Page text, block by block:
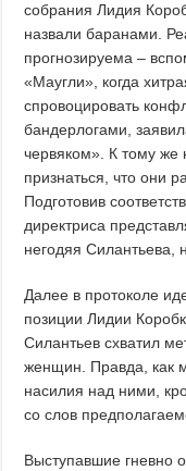
собрания Лидия
назвали баранами.
прогнозируема –
«Маугли», когда
спровоцировать
бандерлогами,
червяком». К тому же
признаться, что они
Подготовив
директриса
негодяя Силантьева,
Далее в протоколе
позиции Лидии
Силантьев схватил
женщин. Правда, как
насилия над ними,
со слов
Выступавшие гневно